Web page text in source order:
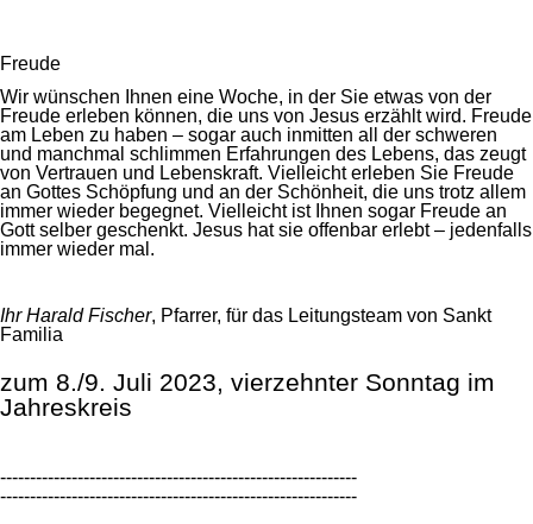
Freude
Wir wünschen Ihnen eine Woche, in der Sie etwas von der
Freude erleben können, die uns von Jesus erzählt wird. Freude
am Leben zu haben – sogar auch inmitten all der schweren
und manchmal schlimmen Erfahrungen des Lebens, das zeugt
von Vertrauen und Lebenskraft. Vielleicht erleben Sie Freude
an Gottes Schöpfung und an der Schönheit, die uns trotz allem
immer wieder begegnet. Vielleicht ist Ihnen sogar Freude an
Gott selber geschenkt. Jesus hat sie offenbar erlebt – jedenfalls
immer wieder mal.
Ihr Harald Fischer, Pfarrer, für das Leitungsteam von Sankt
Familia
zum 8./9. Juli 2023, vierzehnter Sonntag im
Jahreskreis
------------------------------------------------------------
------------------------------------------------------------